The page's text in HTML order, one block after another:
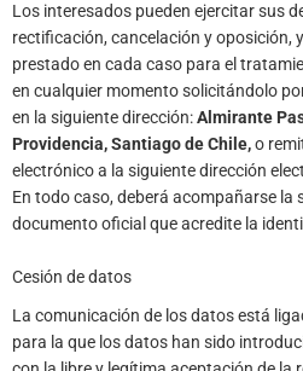
Los interesados pueden ejercitar sus
rectificación, cancelación y oposición,
prestado en cada caso para el
en cualquier momento solicitándolo
en la siguiente dirección:Almirante
Providencia, Santiago de Chile,o
electrónico a la siguiente dirección
En todo caso, deberá acompañarse la
documento oficial que acredite la
Cesión de datos
La comunicación de los datos está
para la que los datos han sido